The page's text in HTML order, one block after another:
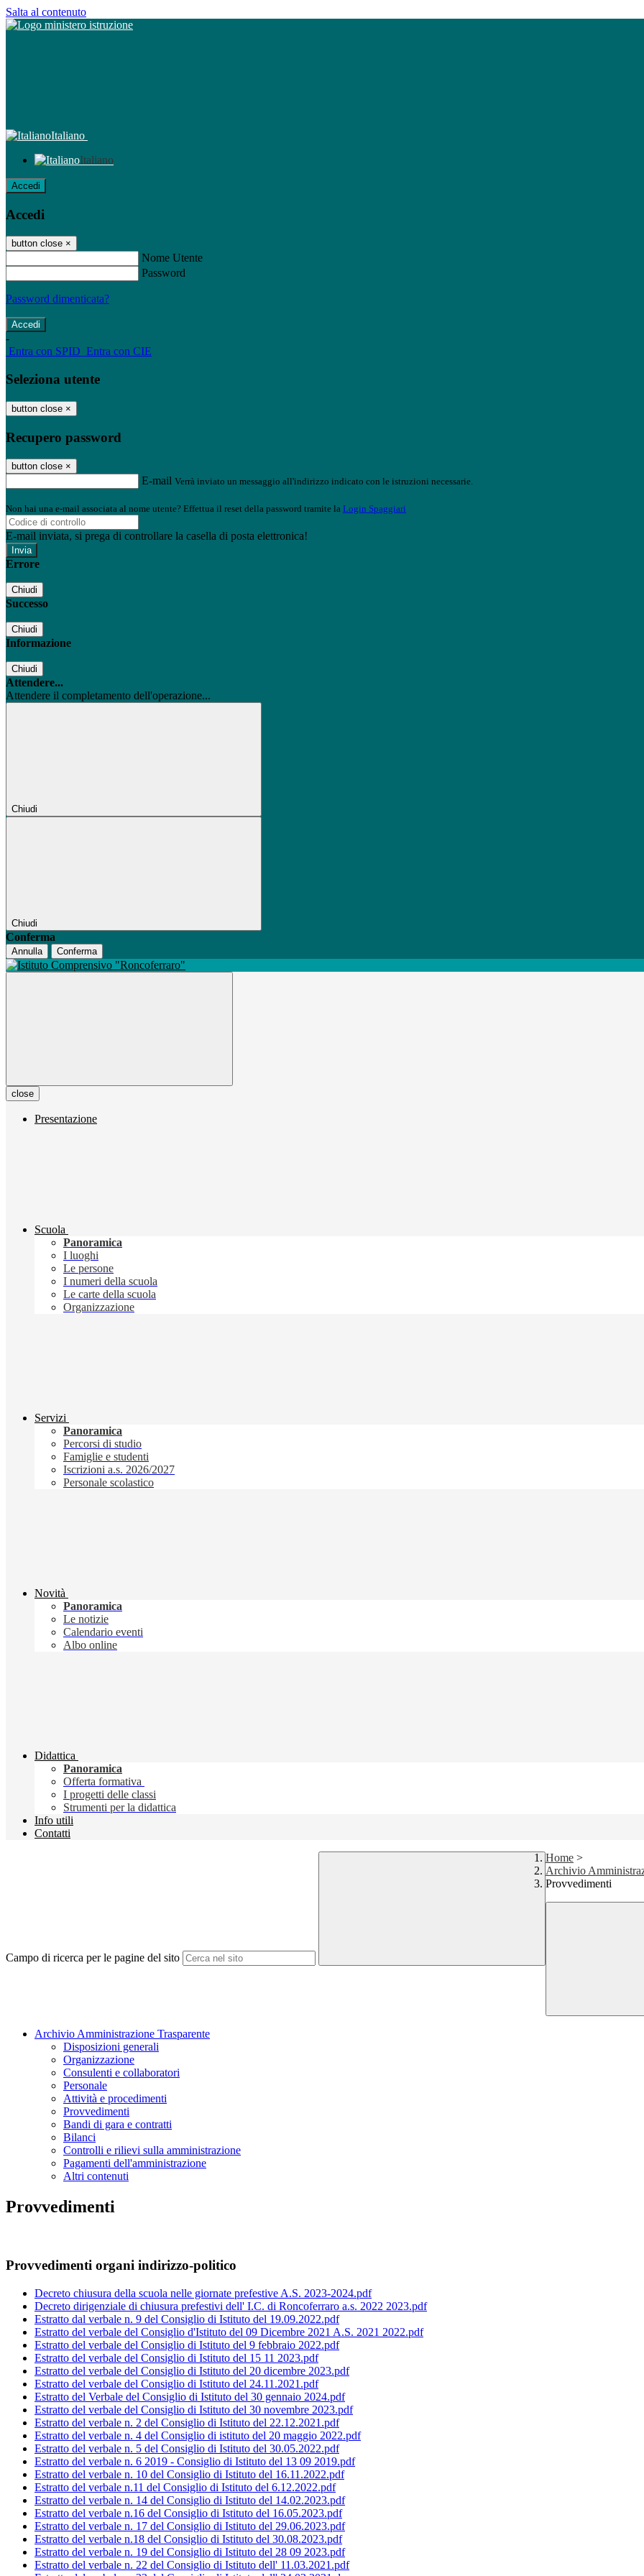
Salta al contenuto
Italiano
Italiano
Accedi
Accedi
button close ×
Nome Utente
Password
Password dimenticata?
-
Entra con SPID Entra con CIE
Seleziona utente
button close ×
Recupero password
button close ×
E-mail Verrà inviato un messaggio all'indirizzo indicato con le istruzioni necessarie.
Non hai una e-mail associata al nome utente? Effettua il reset della password tramite la Login Spaggiari
E-mail inviata, si prega di controllare la casella di posta elettronica!
Errore
Chiudi
Successo
Chiudi
Informazione
Chiudi
Attendere...
Attendere il completamento dell'operazione...
Chiudi
Chiudi
Conferma
Annulla Conferma
close
Presentazione
Scuola
Panoramica
I luoghi
Le persone
I numeri della scuola
Le carte della scuola
Organizzazione
Servizi
Panoramica
Percorsi di studio
Famiglie e studenti
Iscrizioni a.s. 2026/2027
Personale scolastico
Novità
Panoramica
Le notizie
Calendario eventi
Albo online
Didattica
Panoramica
Offerta formativa
I progetti delle classi
Strumenti per la didattica
Info utili
Contatti
Campo di ricerca per le pagine del sito
Home >
Archivio
Provvedimenti
Archivio Amministrazione Trasparente
Disposizioni generali
Organizzazione
Consulenti e collaboratori
Personale
Attività e procedimenti
Provvedimenti
Bandi di gara e contratti
Bilanci
Controlli e rilievi sulla amministrazione
Pagamenti dell'amministrazione
Altri contenuti
Provvedimenti
Provvedimenti organi indirizzo-politico
Decreto chiusura della scuola nelle giornate prefestive A.S. 2023-2024.pdf
Decreto dirigenziale di chiusura prefestivi dell' I.C. di Roncoferraro a.s. 2022 2023.pdf
Estratto dal verbale n. 9 del Consiglio di Istituto del 19.09.2022.pdf
Estratto del verbale del Consiglio d'Istituto del 09 Dicembre 2021 A.S. 2021 2022.pdf
Estratto del verbale del Consiglio di Istituto del 9 febbraio 2022.pdf
Estratto del verbale del Consiglio di Istituto del 15 11 2023.pdf
Estratto del verbale del Consiglio di Istituto del 20 dicembre 2023.pdf
Estratto del verbale del Consiglio di Istituto del 24.11.2021.pdf
Estratto del Verbale del Consiglio di Istituto del 30 gennaio 2024.pdf
Estratto del verbale del Consiglio di Istituto del 30 novembre 2023.pdf
Estratto del verbale n. 2 del Consiglio di Istituto del 22.12.2021.pdf
Estratto del verbale n. 4 del Consiglio di istituto del 20 maggio 2022.pdf
Estratto del verbale n. 5 del Consiglio di Istituto del 30.05.2022.pdf
Estratto del verbale n. 6 2019 - Consiglio di Istituto del 13 09 2019.pdf
Estratto del verbale n. 10 del Consiglio di Istituto del 16.11.2022.pdf
Estratto del verbale n.11 del Consiglio di Istituto del 6.12.2022.pdf
Estratto del verbale n. 14 del Consiglio di Istituto del 14.02.2023.pdf
Estratto del verbale n.16 del Consiglio di Istituto del 16.05.2023.pdf
Estratto del verbale n. 17 del Consiglio di Istituto del 29.06.2023.pdf
Estratto del verbale n.18 del Consiglio di Istituto del 30.08.2023.pdf
Estratto del verbale n. 19 del Consiglio di Istituto del 28 09 2023.pdf
Estratto del verbale n. 22 del Consiglio di Istituto dell' 11.03.2021.pdf